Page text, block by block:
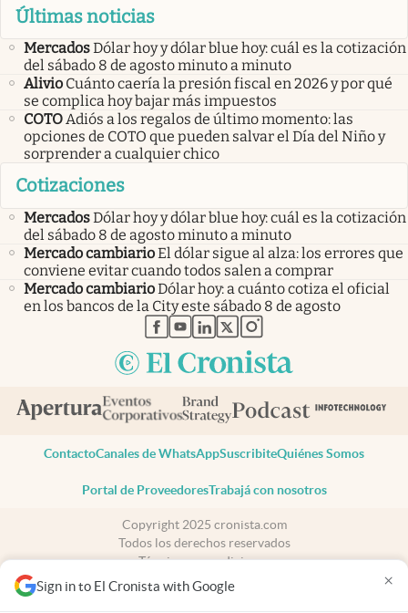
Sign in to El Cronista with Google ×
Últimas noticias
MercadosDólar hoy y dólar blue hoy: cuál es la cotización
del sábado 8 de agosto minuto a minuto
Alivio Cuánto caería la presión fiscal en 2026 y por qué
se complica hoy bajar más impuestos
COTOAdiós a los regalos de último momento: las
opciones de COTO que pueden salvar el Día del Niño y
sorprender a cualquier chico
Cotizaciones
MercadosDólar hoy y dólar blue hoy: cuál es la cotización
del sábado 8 de agosto minuto a minuto
Mercado cambiarioEl dólar sigue al alza: los errores que
conviene evitar cuando todos salen a comprar
Mercado cambiarioDólar hoy: a cuánto cotiza el oficial
en los bancos de la City este sábado 8 de agosto
abre en nueva pestaña
abre en nueva pestaña
abre en nueva pestaña
abre en nueva pestaña
abre en nueva pestaña
ContactoCanales de WhatsAppSuscribiteQuiénes Somos
Portal de ProveedoresTrabajá con nosotros
Copyright 2025 cronista.com
Todos los derechos reservados
Términos y condiciones
Privacidad
Consentimiento